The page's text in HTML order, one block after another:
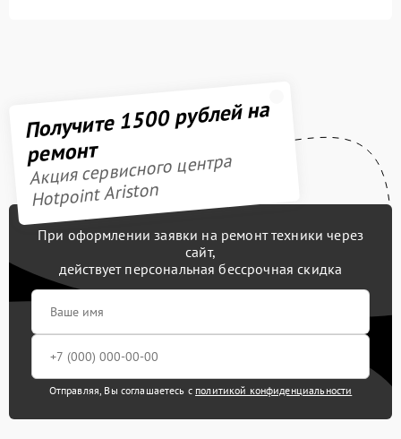
Получите 1500 рублей на
ремонт
Акция сервисного центра
Hotpoint Ariston
При оформлении заявки на ремонт техники через
сайт,
действует персональная бессрочная скидка
Отправляя, Вы соглашаетесь с политикой конфиденциальности